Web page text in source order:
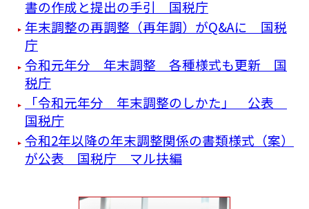
書の作成と提出の手引 国税庁
年末調整の再調整（再年調）がQ&Aに 国税
庁
令和元年分 年末調整 各種様式も更新 国
税庁
「令和元年分 年末調整のしかた」 公表
国税庁
令和2年以降の年末調整関係の書類様式（案）
が公表 国税庁 マル扶編